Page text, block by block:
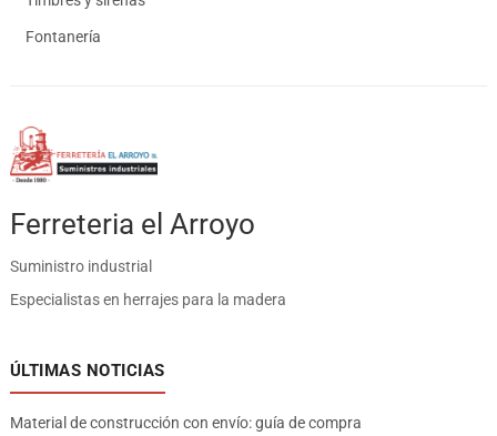
Fontanería
Ferreteria el Arroyo
Suministro industrial
Especialistas en herrajes para la madera
ÚLTIMAS NOTICIAS
Material de construcción con envío: guía de compra